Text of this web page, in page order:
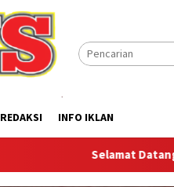
REDAKSI INFO IKLAN
Selamat Datang Di Website